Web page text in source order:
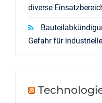
diverse
Gefahr für